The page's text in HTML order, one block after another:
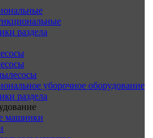
раздела
уборочное оборудование
раздела
машинки